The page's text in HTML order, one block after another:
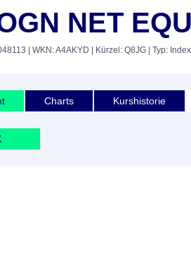
NET
| WKN: A4AKYD | Kürzel: Q8JG | Typ: Index
Charts Kurshistorie